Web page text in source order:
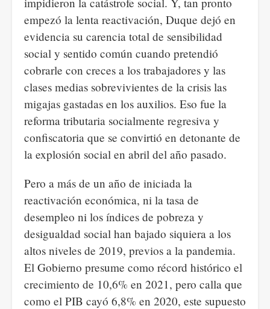
empezó la lenta reactivación, Duque dejó en
evidencia su carencia total de sensibilidad
social y sentido común cuando pretendió
cobrarle con creces a los trabajadores y las
clases medias sobrevivientes de la crisis las
migajas gastadas en los auxilios. Eso fue la
reforma tributaria socialmente regresiva y
confiscatoria que se convirtió en detonante de
la explosión social en abril del año pasado.
Pero a más de un año de iniciada la
reactivación económica, ni la tasa de
desempleo ni los índices de pobreza y
desigualdad social han bajado siquiera a los
altos niveles de 2019, previos a la pandemia.
El Gobierno presume como récord histórico el
crecimiento de 10,6% en 2021, pero calla que
como el PIB cayó 6,8% en 2020, este supuesto